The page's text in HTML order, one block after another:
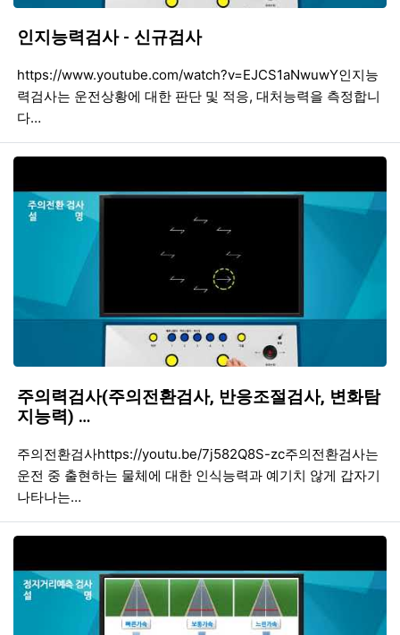
인지능력검사 - 신규검사
등록일
조회
https://www.youtube.com/watch?v=EJCS1aNwuwY인지능
력검사는 운전상황에 대한 판단 및 적응, 대처능력을 측정합니
다…
주의력검사(주의전환검사, 반응조절검사, 변화탐
지능력) …
등록일
조회
주의전환검사https://youtu.be/7j582Q8S-zc주의전환검사는
운전 중 출현하는 물체에 대한 인식능력과 예기치 않게 갑자기
나타나는…